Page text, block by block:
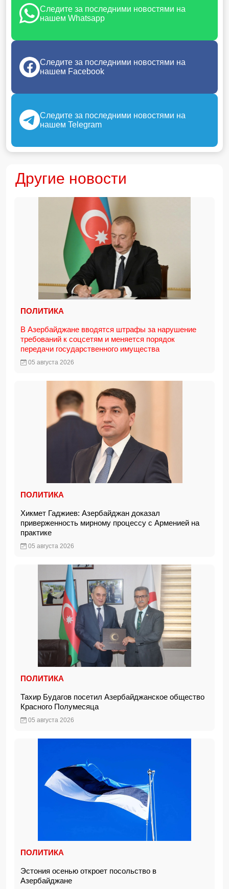
Следите за последними новостями на
нашем Whatsapp
Следите за последними новостями на
нашем Facebook
Следите за последними новостями на
нашем Telegram
Другие новости
ПОЛИТИКА
В Азербайджане вводятся штрафы за нарушение
требований к соцсетям и меняется порядок
передачи государственного имущества
05 августа 2026
ПОЛИТИКА
Хикмет Гаджиев: Азербайджан доказал
приверженность мирному процессу с Арменией на
практике
05 августа 2026
ПОЛИТИКА
Тахир Будагов посетил Азербайджанское общество
Красного Полумесяца
05 августа 2026
ПОЛИТИКА
Эстония осенью откроет посольство в
Азербайджане